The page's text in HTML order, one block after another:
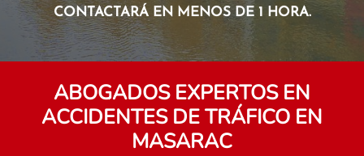
CONTACTARÁ EN MENOS DE 1 HORA.
ABOGADOS EXPERTOS EN
ACCIDENTES DE TRÁFICO EN
MASARAC